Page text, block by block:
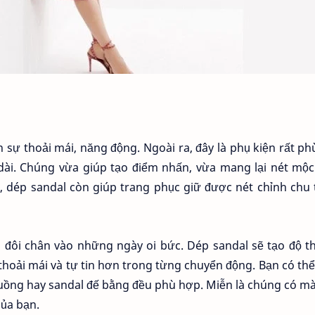
thoải mái, năng động. Ngoài ra, đây là phụ kiện rất
Chúng vừa giúp tạo điểm nhấn, vừa mang lại nét
sandal còn giúp trang phục giữ được nét chỉnh chu
chân vào những ngày oi bức. Dép sandal sẽ tạo độ
mái và tự tin hơn trong từng chuyển động. Bạn có
hay sandal đế bằng đều phù hợp. Miễn là chúng có
bạn.